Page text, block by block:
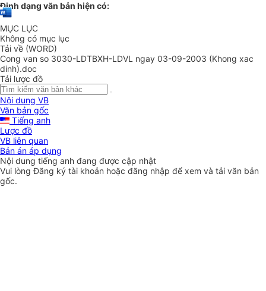
Định dạng văn bản hiện có:
MỤC LỤC
Không có mục lục
Tải về (WORD)
Cong van so 3030-LDTBXH-LDVL ngay 03-09-2003 (Khong xac
dinh).doc
Tải lược đồ
Nội dung VB
Văn bản gốc
Tiếng anh
Lược đồ
VB liên quan
Bản án áp dụng
Nội dung tiếng anh đang được cập nhật
Vui lòngĐăng ký tài khoản hoặc đăng nhập để xem và tải văn bản
gốc.